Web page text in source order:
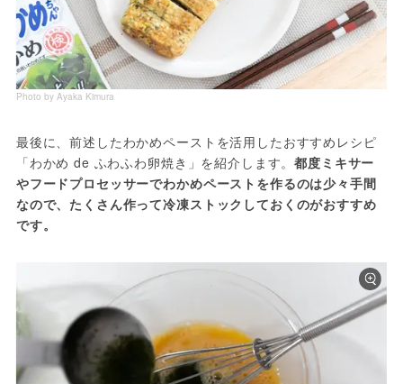
Photo by Ayaka Kimura
最後に、前述したわかめペーストを活用したおすすめレシピ
「わかめ de ふわふわ卵焼き」を紹介します。都度ミキサー
やフードプロセッサーでわかめペーストを作るのは少々手間
なので、たくさん作って冷凍ストックしておくのがおすすめ
です。